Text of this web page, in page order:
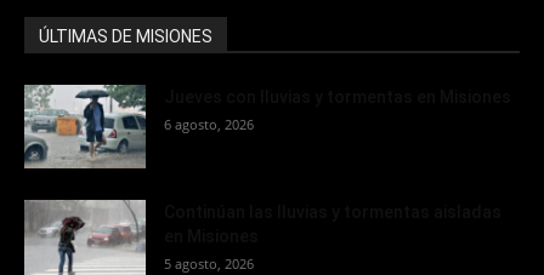
ÚLTIMAS DE MISIONES
6 agosto, 2026
5 agosto, 2026